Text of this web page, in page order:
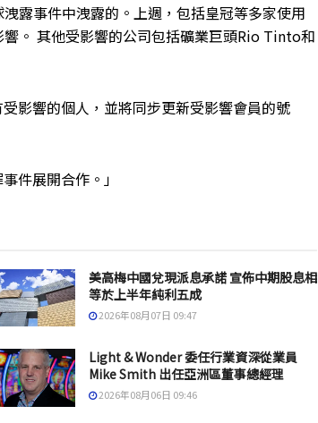
露事件中洩露的。上週，包括皇冠等多家使用
。 其他受影響的公司包括礦業巨頭Rio Tinto和
影響的個人，並將同步更新受影響會員的號
件展開合作。」
美高梅中國兌現派息承諾 宣佈中期股息相
等於上半年純利五成
2026年08月07日 09:47
Light & Wonder 委任行業資深從業員
Mike Smith 出任亞洲區董事總經理
2026年08月06日 09:46